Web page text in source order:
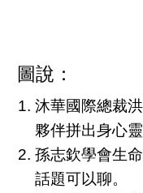
圖說：
沐華國際總裁
夥伴拼出身心
孫志欽學會生
話題可以聊。